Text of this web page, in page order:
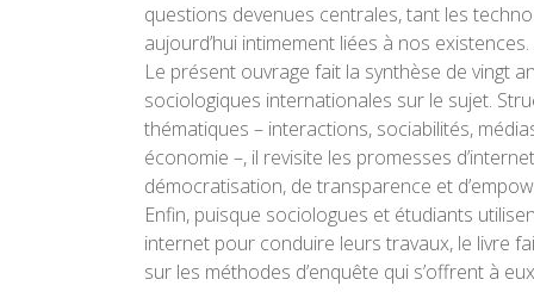
questions devenues centrales, tant les
aujourd’hui intimement liées à nos existences.
Le présent ouvrage fait la synthèse de vingt
sociologiques internationales sur le sujet.
thématiques – interactions, sociabilités,
économie –, il revisite les promesses
démocratisation, de transparence et
Enfin, puisque sociologues et étudiants
internet pour conduire leurs travaux, le livre
sur les méthodes d’enquête qui s’offrent à